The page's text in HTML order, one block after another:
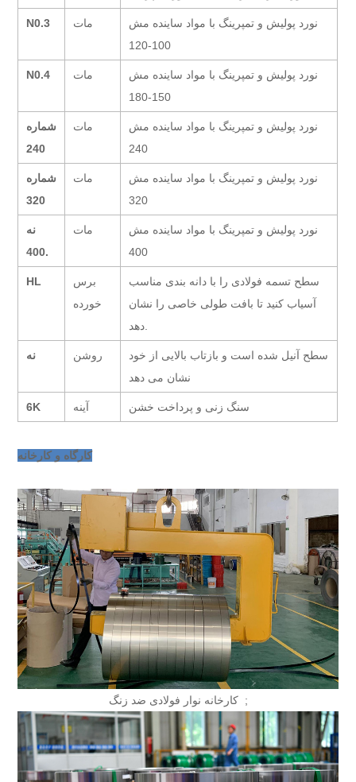
N0.3 مات
نورد پولیش و تمپرینگ با مواد ساینده مش
100-120
N0.4 مات
نورد پولیش و تمپرینگ با مواد ساینده مش
150-180
شماره
240
مات
نورد پولیش و تمپرینگ با مواد ساینده مش
240
شماره
320
مات
نورد پولیش و تمپرینگ با مواد ساینده مش
320
نه
.400
مات
نورد پولیش و تمپرینگ با مواد ساینده مش
400
HL
برس
خورده
سطح تسمه فولادی را با دانه بندی مناسب
آسیاب کنید تا بافت طولی خاصی را نشان
نه روشن
سطح آنیل شده است و بازتاب بالایی از خود
نشان می دهد
6K آینه سنگ زنی و پرداخت خشن
کارگاه و کارخانه
کارخانه نوار فولادی ضد زنگ ;